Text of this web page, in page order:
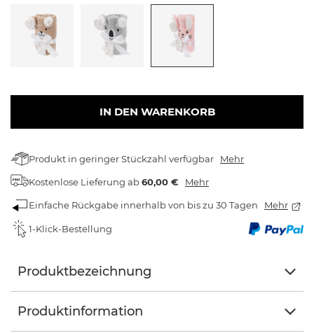
IN DEN WARENKORB
Produkt in geringer Stückzahl verfügbar Mehr
Kostenlose Lieferung ab60,00 € Mehr
Einfache Rückgabe innerhalb von bis zu 30 Tagen Mehr
1-Klick-Bestellung
Produktbezeichnung
Produktinformation